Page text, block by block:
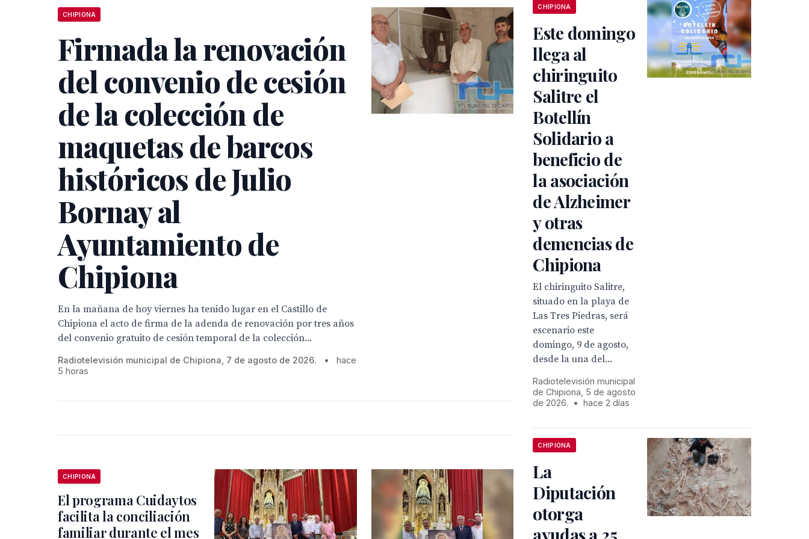
CHIPIONA
Firmada la renovación
del convenio de cesión
de la colección de
maquetas de barcos
históricos de Julio
Bornay al
Ayuntamiento de
Chipiona
En la mañana de hoy viernes ha tenido lugar en el Castillo de
Chipiona el acto de firma de la adenda de renovación por tres años
del convenio gratuito de cesión temporal de la colección...
Radiotelevisión municipal de Chipiona, 7 de agosto de 2026. •
hace
5 horas
CHIPIONA
El programa Cuidaytos
facilita la conciliación
familiar durante el mes
CHIPIONA
Este domingo
llega al
chiringuito
Salitre el
Botellín
Solidario a
beneficio de
la asociación
de Alzheimer
y otras
demencias de
Chipiona
El chiringuito Salitre,
situado en la playa de
Las Tres Piedras, será
escenario este
domingo, 9 de agosto,
desde la una del...
Radiotelevisión municipal
de Chipiona, 5 de agosto
de 2026.
• hace 2 días
CHIPIONA
La
Diputación
otorga
ayudas a 25